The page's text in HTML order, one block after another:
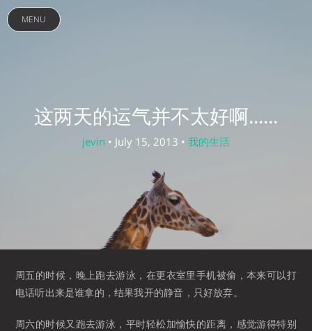
MENU
这两天的运气并不太好啊......
jevin • July 15, 2013 • 我的生活
周五的时候，晚上跑去游泳，在更衣室里手机被偷，本来可以打
电话听出来是谁拿的，结果我开的静音，只好放弃。
周六的时候又跑去游泳，平时轻松加愉快的距离，感觉游得特别